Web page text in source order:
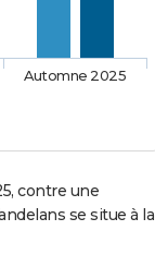
Automne 2025
contre une
se situe à la